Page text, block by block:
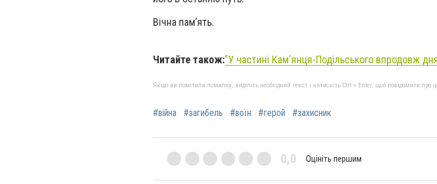
Вічна пам’ять.
Читайте також:"У частині Кам'янця-Подільського впродовж
Якщо ви помітили помилку, виділіть необхідний текст і натисніть Ctrl + Enter, щоб повідомити про
#війна #загибель #воїн #герой #захисник
0,0 Оцініть першим